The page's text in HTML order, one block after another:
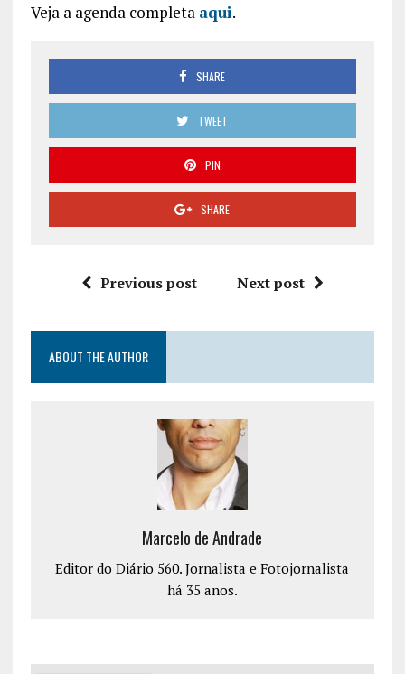
Veja a agenda completa aqui.
SHARE
TWEET
PIN
SHARE
Previous post Next post
ABOUT THE AUTHOR
Marcelo de Andrade
Editor do Diário 560. Jornalista e Fotojornalista
há 35 anos.